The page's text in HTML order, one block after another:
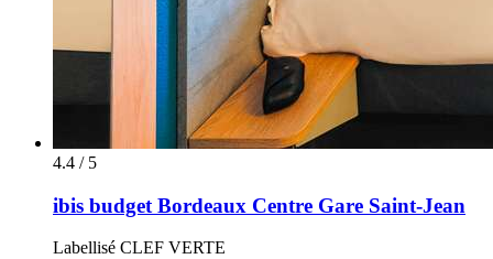
4.4 / 5
ibis budget Bordeaux Centre Gare Saint-Jean
Labellisé CLEF VERTE